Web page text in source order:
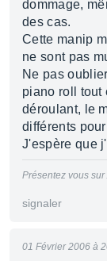
dommage,
des cas.
Cette manip
ne sont pas
Ne pas
piano roll tout
déroulant, le
différents
J'espère que
Présentez vous sur
signaler
01 Février 2006 à